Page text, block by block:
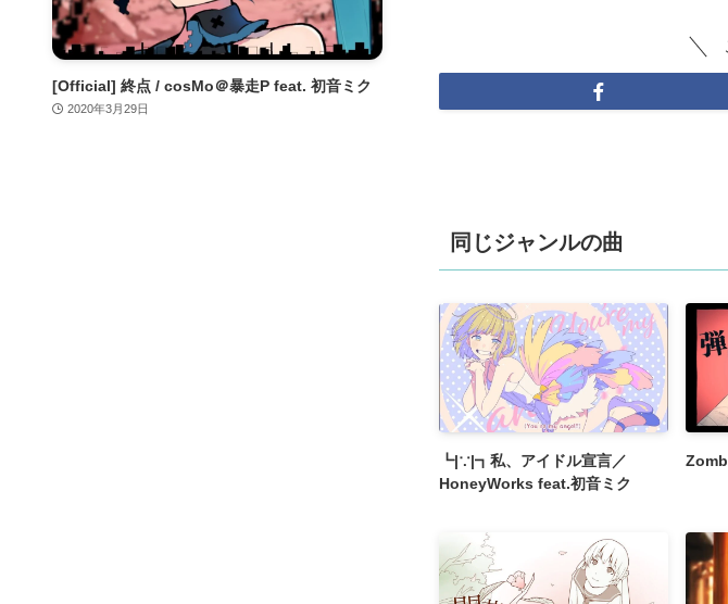
同じジャンルの曲
┗|∵|┓私、アイドル宣言／
HoneyWorks feat.初音ミク
[Official] 終点 / cosMo＠暴走P feat. 初音ミク
2020年3月29日